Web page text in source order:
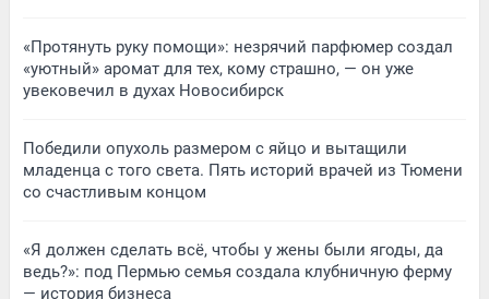
«Протянуть руку помощи»: незрячий парфюмер создал
«уютный» аромат для тех, кому страшно, — он уже
увековечил в духах Новосибирск
Победили опухоль размером с яйцо и вытащили
младенца с того света. Пять историй врачей из Тюмени
со счастливым концом
«Я должен сделать всё, чтобы у жены были ягоды, да
ведь?»: под Пермью семья создала клубничную ферму
— история бизнеса